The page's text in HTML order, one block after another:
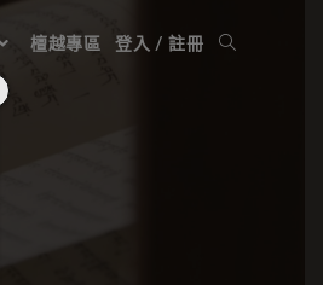
檀越專區 登入 / 註冊